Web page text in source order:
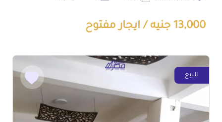
13,000 جنيه / ايجار مفتوح
للبيع